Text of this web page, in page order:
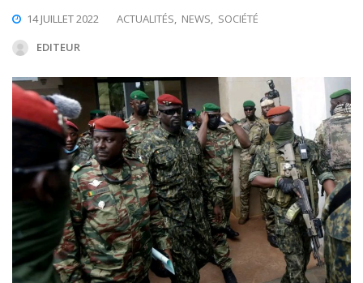
14 JUILLET 2022 ACTUALITÉS, NEWS, SOCIÉTÉ
EDITEUR